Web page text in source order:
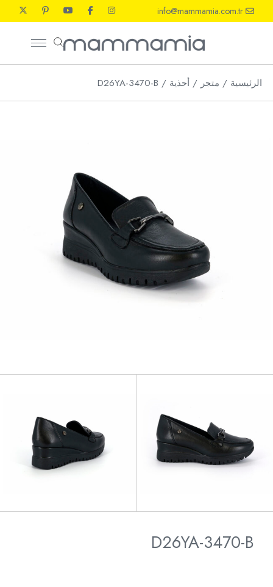
the
info@mammamia.com.tr
الرئيسية متجر أحذية D26YA-3470-B
D26YA-3470-B